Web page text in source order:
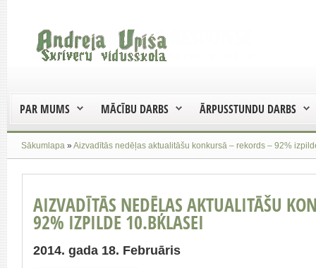
PAR MUMS MĀCĪBU DARBS ĀRPUSSTUNDU DARBS
Sākumlapa »Aizvadītās nedēļas aktualitāšu konkursā – rekords – 92%
AIZVADĪTĀS NEDĒĻAS AKTUALITĀŠU
92% IZPILDE 10.BKLASEI
2014. gada 18. Februāris